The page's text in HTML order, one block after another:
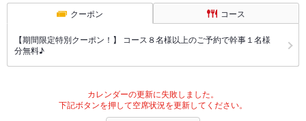
クーポン コース
【期間限定特別クーポン！】 コース８名様以上のご予約で幹事１名様
分無料♪
カレンダーの更新に失敗しました。
下記ボタンを押して空席状況を更新してください。